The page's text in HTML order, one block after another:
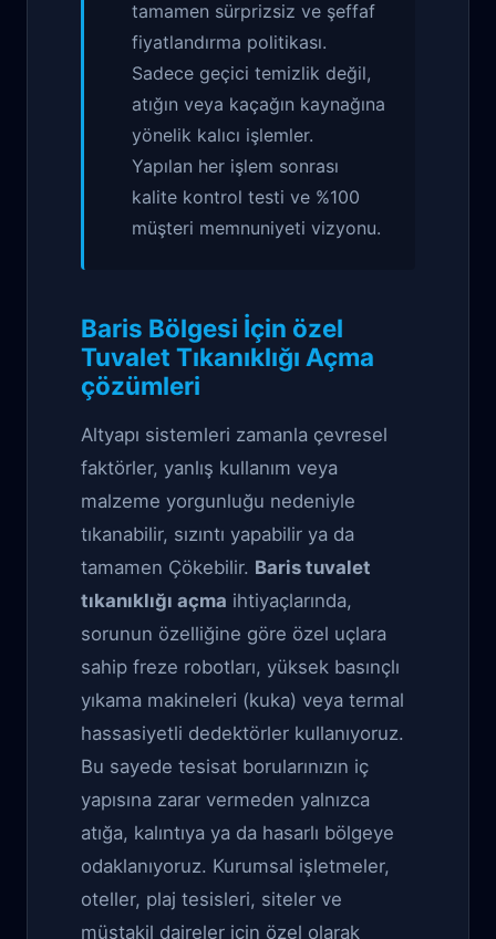
tamamen sürprizsiz ve şeffaf
fiyatlandırma politikası.
Sadece geçici temizlik değil,
atığın veya kaçağın kaynağına
yönelik kalıcı işlemler.
Yapılan her işlem sonrası
kalite kontrol testi ve %100
müşteri memnuniyeti vizyonu.
Baris Bölgesi İçin özel
Tuvalet Tıkanıklığı Açma
çözümleri
Altyapı sistemleri zamanla çevresel
faktörler, yanlış kullanım veya
malzeme yorgunluğu nedeniyle
tıkanabilir, sızıntı yapabilir ya da
tamamen Çökebilir. Baris tuvalet
tıkanıklığı açma ihtiyaçlarında,
sorunun özelliğine göre özel uçlara
sahip freze robotları, yüksek basınçlı
yıkama makineleri (kuka) veya termal
hassasiyetli dedektörler kullanıyoruz.
Bu sayede tesisat borularınızın iç
yapısına zarar vermeden yalnızca
atığa, kalıntıya ya da hasarlı bölgeye
odaklanıyoruz. Kurumsal işletmeler,
oteller, plaj tesisleri, siteler ve
müstakil daireler için özel olarak